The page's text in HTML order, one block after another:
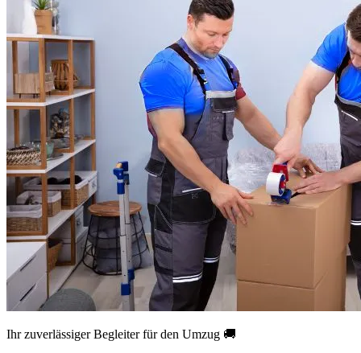
Ihr zuverlässiger Begleiter für den Umzug 🚚